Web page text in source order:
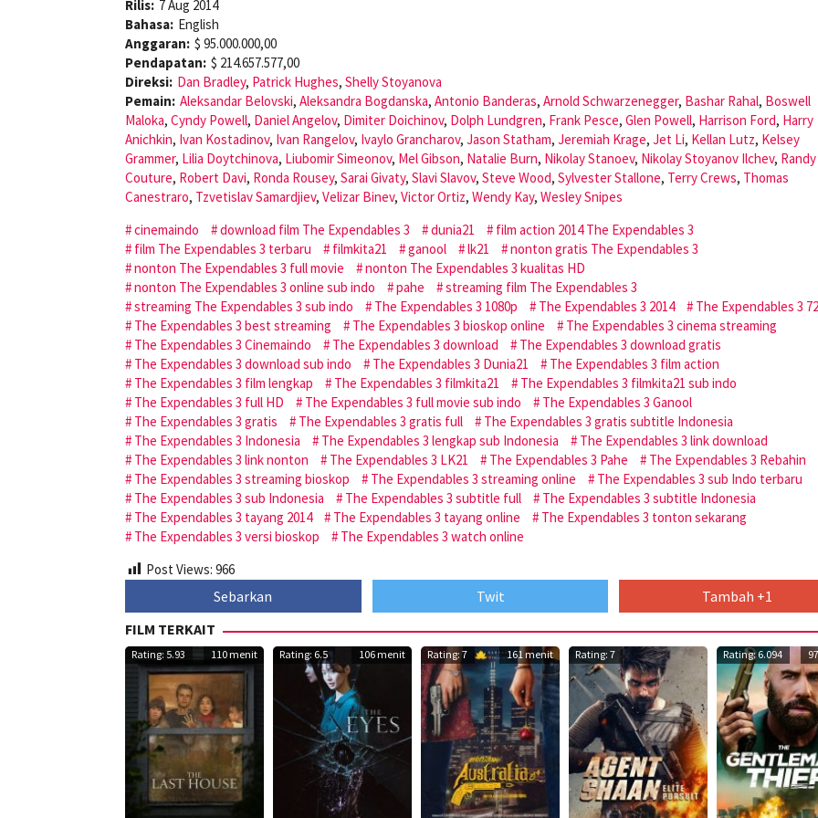
Rilis: 7 Aug 2014
Bahasa: English
Anggaran: $ 95.000.000,00
Pendapatan: $ 214.657.577,00
Direksi: Dan Bradley, Patrick Hughes, Shelly Stoyanova
Pemain: Aleksandar Belovski, Aleksandra Bogdanska, Antonio Banderas, Arnold Schwarzenegger, Bashar Rahal, Boswell
Maloka, Cyndy Powell, Daniel Angelov, Dimiter Doichinov, Dolph Lundgren, Frank Pesce, Glen Powell, Harrison Ford, Harry
Anichkin, Ivan Kostadinov, Ivan Rangelov, Ivaylo Grancharov, Jason Statham, Jeremiah Krage, Jet Li, Kellan Lutz, Kelsey
Grammer, Lilia Doytchinova, Liubomir Simeonov, Mel Gibson, Natalie Burn, Nikolay Stanoev, Nikolay Stoyanov Ilchev, Randy
Couture, Robert Davi, Ronda Rousey, Sarai Givaty, Slavi Slavov, Steve Wood, Sylvester Stallone, Terry Crews, Thomas
Canestraro, Tzvetislav Samardjiev, Velizar Binev, Victor Ortiz, Wendy Kay, Wesley Snipes
cinemaindo
download film The Expendables 3 dunia21
film action 2014 The Expendables 3
film The Expendables 3 terbaru
filmkita21 ganool lk21
nonton gratis The Expendables 3
nonton The Expendables 3 full movie
nonton The Expendables 3 kualitas HD
nonton The Expendables 3 online sub indo
pahe
streaming film The Expendables 3
streaming The Expendables 3 sub indo
The Expendables 3 1080p The Expendables 3 2014
The Expendables 3
The Expendables 3 best streaming
The Expendables 3 bioskop online
The Expendables 3 cinema streaming
The Expendables 3 Cinemaindo
The Expendables 3 download
The Expendables 3 download gratis
The Expendables 3 download sub indo
The Expendables 3 Dunia21
The Expendables 3 film action
The Expendables 3 film lengkap
The Expendables 3 filmkita21
The Expendables 3 filmkita21 sub indo
The Expendables 3 full HD
The Expendables 3 full movie sub indo
The Expendables 3 Ganool
The Expendables 3 gratis
The Expendables 3 gratis full
The Expendables 3 gratis subtitle Indonesia
The Expendables 3 Indonesia
The Expendables 3 lengkap sub Indonesia
The Expendables 3 link download
The Expendables 3 link nonton
The Expendables 3 LK21 The Expendables 3 Pahe
The Expendables 3 Rebahin
The Expendables 3 streaming bioskop
The Expendables 3 streaming online
The Expendables 3 sub Indo terbaru
The Expendables 3 sub Indonesia
The Expendables 3 subtitle full
The Expendables 3 subtitle Indonesia
The Expendables 3 tayang 2014
The Expendables 3 tayang online
The Expendables 3 tonton sekarang
The Expendables 3 versi bioskop
The Expendables 3 watch online
Post Views: 966
Sebarkan Twit
Tambah +1
FILM TERKAIT
Rating: 5.93 110 menit Rating: 6.5 106 menit Rating: 7 161 menit Rating: 7 Rating: 6.094